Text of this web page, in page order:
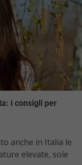
i consigli per
anche in Italia le
elevate, sole